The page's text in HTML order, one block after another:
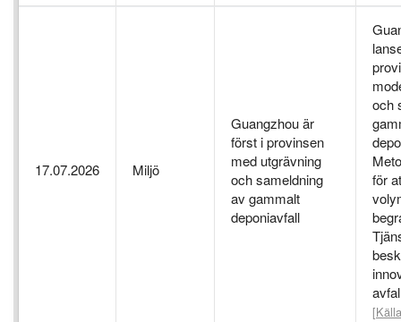
17.07.2026 Miljö
Guangzhou är
först i provinsen
med utgrävning
och sameldning
av gammalt
deponiavfall
och
för